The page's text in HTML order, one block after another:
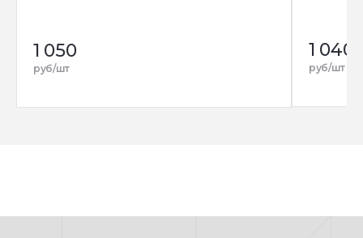
1 050
руб/шт
1 040
руб/шт